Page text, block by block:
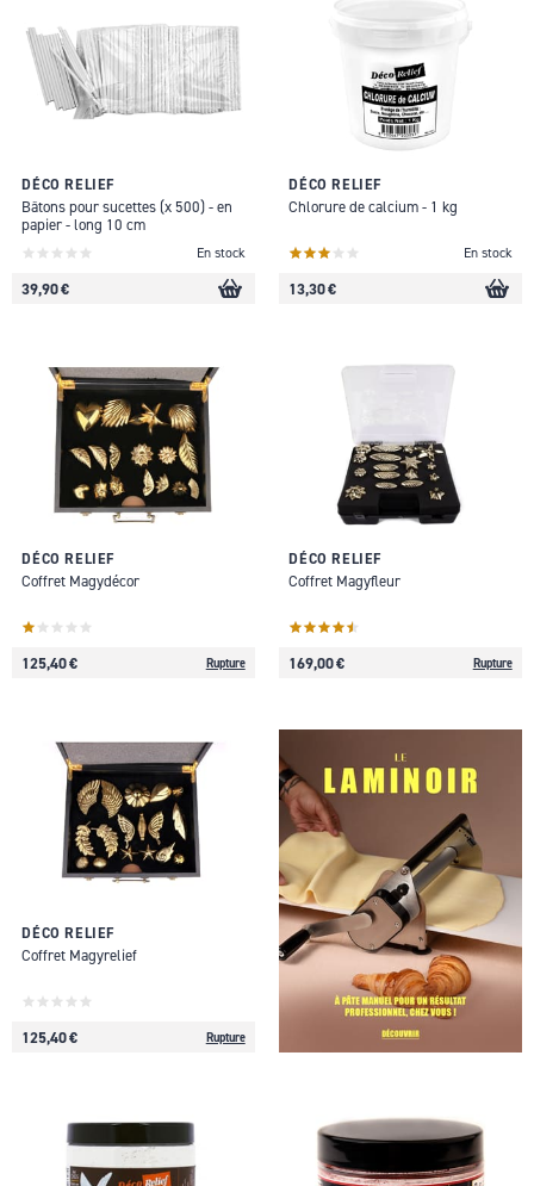
DÉCO RELIEF
Bâtons pour sucettes (x 500) - en
papier - long 10 cm
En stock
39,90 €
DÉCO RELIEF
Chlorure de calcium - 1 kg
En stock
13,30 €
DÉCO RELIEF
Coffret Magydécor
125,40 € Rupture
DÉCO RELIEF
Coffret Magyfleur
169,00 € Rupture
DÉCO RELIEF
Coffret Magyrelief
125,40 € Rupture